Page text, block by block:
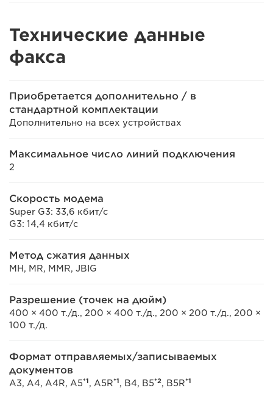
Технические данные
факса
Приобретается дополнительно / в
стандартной комплектации
Дополнительно на всех устройствах
Максимальное число линий подключения
2
Скорость модема
Super G3: 33,6 кбит/с
G3: 14,4 кбит/с
Метод сжатия данных
MH, MR, MMR, JBIG
Разрешение (точек на дюйм)
400 × 400 т./д., 200 × 400 т./д., 200 × 200 т./д., 200 ×
100 т./д.
Формат отправляемых/записываемых
документов
A3, A4, A4R, A5*1, A5R*1, B4, B5*2, B5R*1